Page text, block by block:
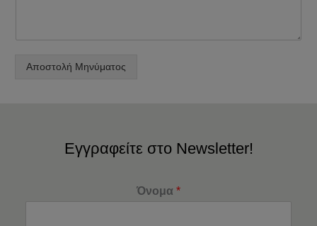
Αποστολή Μηνύματος
Εγγραφείτε στο Newsletter!
Όνομα *